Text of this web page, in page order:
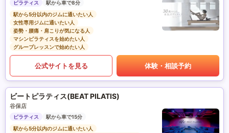
ピラティス
駅から車で8分
駅から5分以内のジムに通いたい人
女性専用ジムに通いたい人
姿勢・腰痛・肩こりが気になる人
マシンピラティスを始めたい人
グループレッスンで始めたい人
公式サイトを見る 体験・相談予約
ビートピラティス(BEAT PILATIS)
谷保店
ピラティス
駅から車で15分
駅から5分以内のジムに通いたい人